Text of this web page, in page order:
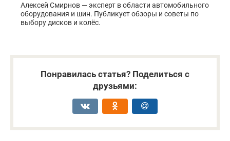
Алексей Смирнов — эксперт в области автомобильного
оборудования и шин. Публикует обзоры и советы по
выбору дисков и колёс.
Понравилась статья? Поделиться с
друзьями: